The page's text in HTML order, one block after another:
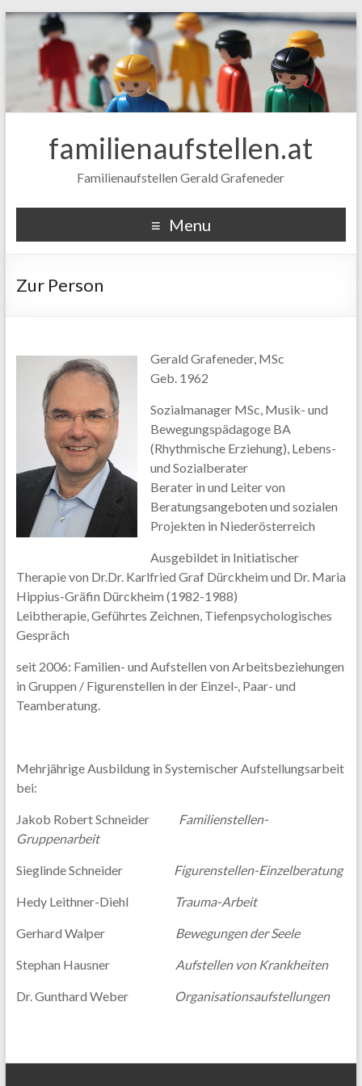
familienaufstellen.at
Familienaufstellen Gerald Grafeneder
Menu
Zur Person
Gerald Grafeneder, MSc
Geb. 1962
Sozialmanager MSc, Musik- und
Bewegungspädagoge BA
(Rhythmische Erziehung), Lebens-
und Sozialberater
Berater in und Leiter von
Beratungsangeboten und sozialen
Projekten in Niederösterreich
Ausgebildet in Initiatischer
Therapie von Dr.Dr. Karlfried Graf Dürckheim und Dr. Maria
Hippius-Gräfin Dürckheim (1982-1988)
Leibtherapie, Geführtes Zeichnen, Tiefenpsychologisches
Gespräch
seit 2006: Familien- und Aufstellen von Arbeitsbeziehungen
in Gruppen / Figurenstellen in der Einzel-, Paar- und
Teamberatung.
Mehrjährige Ausbildung in Systemischer Aufstellungsarbeit
bei:
Jakob Robert Schneider Familienstellen-
Gruppenarbeit
Sieglinde Schneider Figurenstellen-Einzelberatung
Hedy Leithner-Diehl Trauma-Arbeit
Gerhard Walper Bewegungen der Seele
Stephan Hausner Aufstellen von Krankheiten
Dr. Gunthard Weber Organisationsaufstellungen